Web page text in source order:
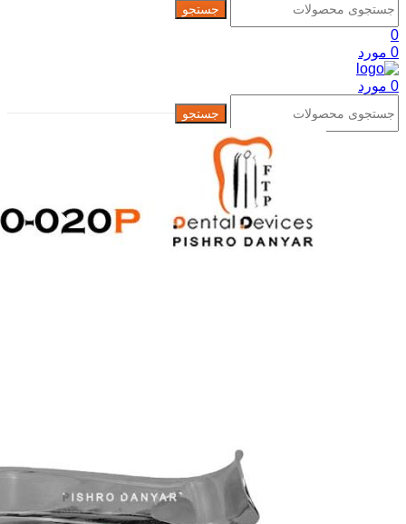
جستجو
0
0 مورد
0 مورد
جستجو